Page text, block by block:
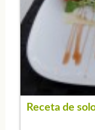
Receta de